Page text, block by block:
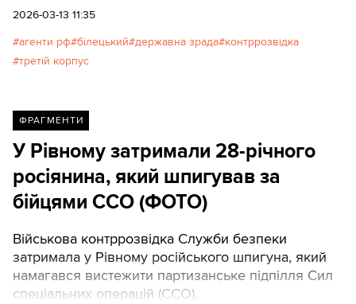
2026-03-13 11:35
агенти рф білецький державна зрада контррозвідка
третій корпус
ФРАГМЕНТИ
У Рівному затримали 28-річного
росіянина, який шпигував за
бійцями ССО (ФОТО)
Військова контррозвідка Служби безпеки
затримала у Рівному російського шпигуна, який
намагався вистежити партизанське підпілля Сил
спеціальних операцій (ССО).